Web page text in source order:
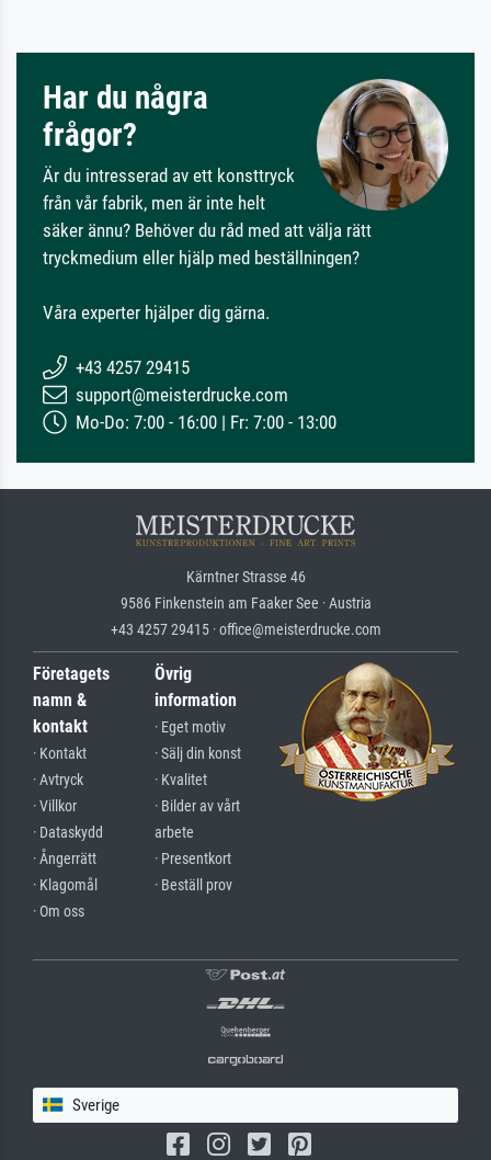
Har du några
frågor?
Är du intresserad av ett konsttryck
från vår fabrik, men är inte helt
säker ännu? Behöver du råd med att välja rätt
tryckmedium eller hjälp med beställningen?
Våra experter hjälper dig gärna.
+43 4257 29415
support@meisterdrucke.com
Mo-Do: 7:00 - 16:00 | Fr: 7:00 - 13:00
Kärntner Strasse 46
9586 Finkenstein am Faaker See · Austria
+43 4257 29415 · office@meisterdrucke.com
Företagets
namn &
kontakt
· Kontakt
· Avtryck
· Villkor
· Dataskydd
· Ångerrätt
· Klagomål
· Om oss
Övrig
information
· Eget motiv
· Sälj din konst
· Kvalitet
· Bilder av vårt
arbete
· Presentkort
· Beställ prov
Sverige